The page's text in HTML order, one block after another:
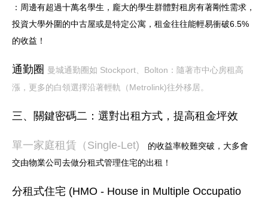
：周邊有超過十萬名學生，龐大的學生群體對租房有著剛性需求，
投資大學外圍的中古屋或是特定公寓，租金往往能輕易衝破6.5%
的收益！
通勤圈 曼城通勤圈如 Stockport、Bolton：隨著市中心房租高
漲，更多的白領選擇沿著輕軌（Metrolink)往外移居。
三、關鍵密碼二：選對出租方式，提高租金坪效
單一家庭租賃（Single-Let)
的收益率較難突破，大多會
交由物業公司去做分租式管理住宅的出租！
分租式住宅 (HMO - House in Multiple Occupatio